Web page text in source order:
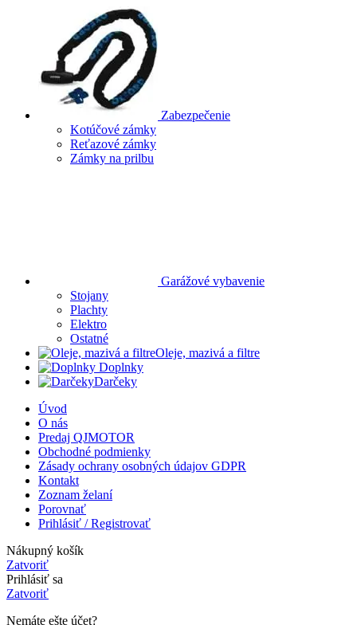
Zabezpečenie
Kotúčové zámky
Reťazové zámky
Zámky na prilbu
Garážové vybavenie
Stojany
Plachty
Elektro
Ostatné
Oleje, mazivá a filtre
Doplnky
Darčeky
Úvod
O nás
Predaj QJMOTOR
Obchodné podmienky
Zásady ochrany osobných údajov GDPR
Kontakt
Zoznam želaní
Porovnať
Prihlásiť / Registrovať
Nákupný košík
Zatvoriť
Prihlásiť sa
Zatvoriť
Nemáte ešte účet?